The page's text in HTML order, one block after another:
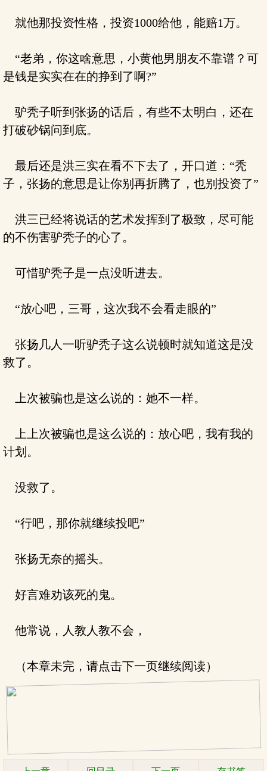
就他那投资性格，投资1000给他，能赔1万。
“老弟，你这啥意思，小黄他男朋友不靠谱？可
是钱是实实在在的挣到了啊?”
驴秃子听到张扬的话后，有些不太明白，还在
打破砂锅问到底。
最后还是洪三实在看不下去了，开口道：“秃
子，张扬的意思是让你别再折腾了，也别投资了”
洪三已经将说话的艺术发挥到了极致，尽可能
的不伤害驴秃子的心了。
可惜驴秃子是一点没听进去。
“放心吧，三哥，这次我不会看走眼的”
张扬几人一听驴秃子这么说顿时就知道这是没
救了。
上次被骗也是这么说的：她不一样。
上上次被骗也是这么说的：放心吧，我有我的
计划。
没救了。
“行吧，那你就继续投吧”
张扬无奈的摇头。
好言难劝该死的鬼。
他常说，人教人教不会，
（本章未完，请点击下一页继续阅读）